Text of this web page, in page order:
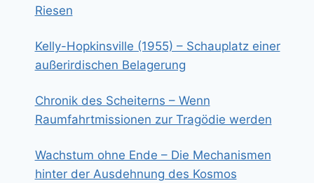
Riesen
Kelly-Hopkinsville (1955) – Schauplatz einer
außerirdischen Belagerung
Chronik des Scheiterns – Wenn
Raumfahrtmissionen zur Tragödie werden
Wachstum ohne Ende – Die Mechanismen
hinter der Ausdehnung des Kosmos